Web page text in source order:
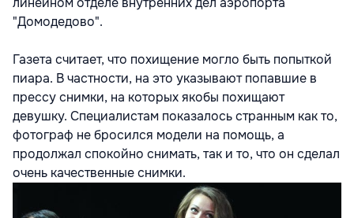
"Домодедово".
Газета считает, что похищение могло быть попыткой
пиара. В частности, на это указывают попавшие в
прессу снимки, на которых якобы похищают
девушку. Специалистам показалось странным как то,
фотограф не бросился модели на помощь, а
продолжал спокойно снимать, так и то, что он сделал
очень качественные снимки.